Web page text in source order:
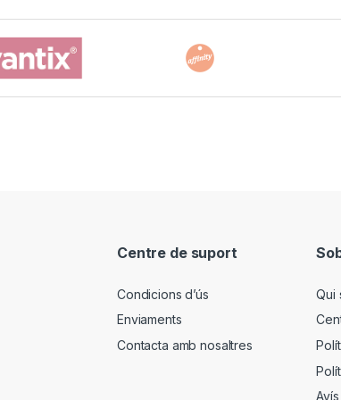
Centre de suport
Condicions d’ús
Enviaments
Contacta amb nosaltres
Qui